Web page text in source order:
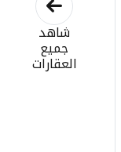
شاهد
جميع
العقارات